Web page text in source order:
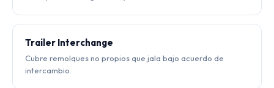
Trailer Interchange
Cubre remolques no propios que jala bajo acuerdo de
intercambio.